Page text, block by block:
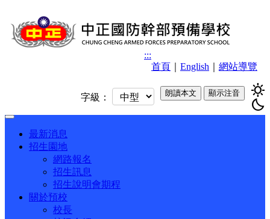
首頁 English 網站導覽
:::
sunny
bedtime
朗讀本文 顯示注音
字級：
Toggle
navigation最新消息
招生園地
網路報名
招生訊息
招生說明會期程
關於預校
校長